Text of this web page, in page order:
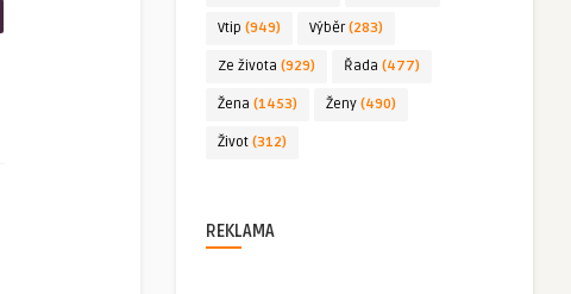
Vtip (949) Výběr(283)
Ze života (929) Řada (477)
Žena (1453) Ženy (490)
Život (312)
REKLAMA